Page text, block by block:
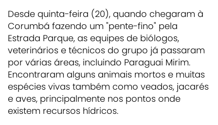
Desde quinta-feira (20), quando chegaram à
Corumbá fazendo um "pente-fino" pela
Estrada Parque, as equipes de biólogos,
veterinários e técnicos do grupo já passaram
por várias áreas, incluindo Paraguai Mirim.
Encontraram alguns animais mortos e muitas
espécies vivas também como veados, jacarés
e aves, principalmente nos pontos onde
existem recursos hídricos.